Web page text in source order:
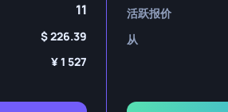
11
226.39
1 527
活跃报价
从